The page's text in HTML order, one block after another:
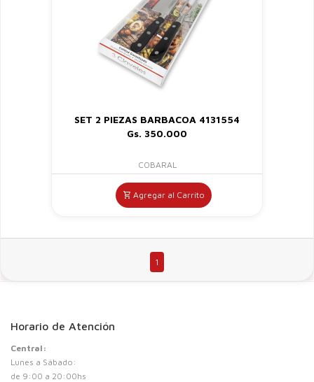
SET 2 PIEZAS BARBACOA 4131554
Gs. 350.000
COBARAL
Agregar al Carrito
1
Horario de Atención
Central:
Lunes a Sábado:
de 9:00 a 20:00hs